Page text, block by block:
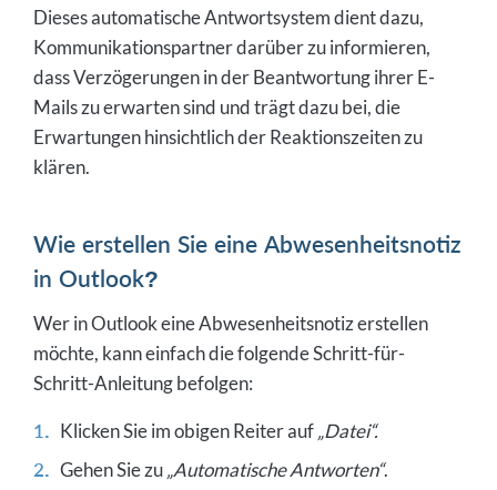
Dieses automatische Antwortsystem dient dazu,
Kommunikationspartner darüber zu informieren,
dass Verzögerungen in der Beantwortung ihrer E-
Mails zu erwarten sind und trägt dazu bei, die
Erwartungen hinsichtlich der Reaktionszeiten zu
klären.
Wie erstellen Sie eine Abwesenheitsnotiz
in Outlook?
Wer in Outlook eine Abwesenheitsnotiz erstellen
möchte, kann einfach die folgende Schritt-für-
Schritt-Anleitung befolgen:
Klicken Sie im obigen Reiter auf„Datei“.
Gehen Sie zu„Automatische Antworten“.